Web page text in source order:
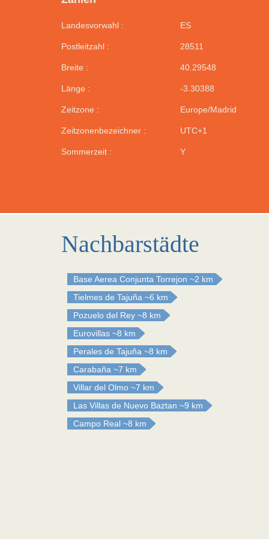
Landesvorwahl : ES
Postleitzahl : 28511
Breite : 40.29548
Länge : -3.30388
Zeitzone : Europe/Madrid
Zeitzonenbezeichner : UTC+1
Sommerzeit : Y
Nachbarstädte
Base Aerea Conjunta Torrejon ~2 km
Tielmes de Tajuña ~6 km
Pozuelo del Rey ~8 km
Eurovillas ~8 km
Perales de Tajuña ~8 km
Carabaña ~7 km
Villar del Olmo ~7 km
Las Villas de Nuevo Baztan ~9 km
Campo Real ~8 km